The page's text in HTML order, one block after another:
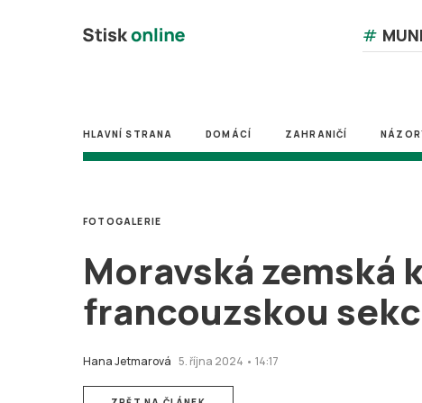
# MUNI
HLAVNÍ STRANA DOMÁCÍ ZAHRANIČÍ
Moravská zemská
francouzskou
Hana Jetmarová 5. října 2024 • 14:17
FOTOGALERIE